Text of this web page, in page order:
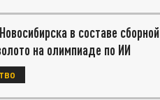
в составе сборной
на олимпиаде по ИИ